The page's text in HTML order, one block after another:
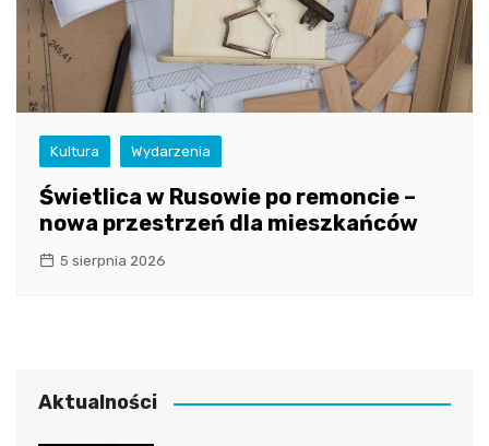
Kultura Wydarzenia
Świetlica w Rusowie po remoncie –
nowa przestrzeń dla mieszkańców
5 sierpnia 2026
Aktualności